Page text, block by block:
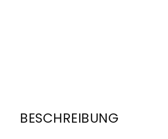
BESCHREIBUNG